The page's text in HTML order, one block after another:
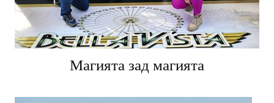
Магията зад магията